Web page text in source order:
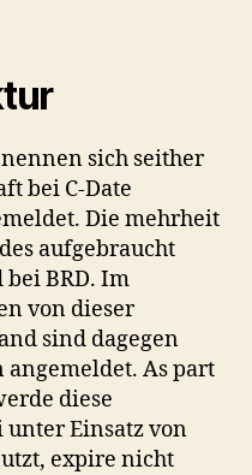
pro
Gelegenheitssex.
sich seither
bei C-Date
Die mehrheit
aufgebraucht
BRD. Im
von dieser
sind dagegen
As part
diese
Einsatz von
expire nicht